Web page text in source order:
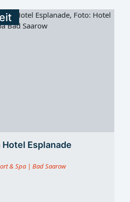
Esplanade
& Spa | Bad Saarow